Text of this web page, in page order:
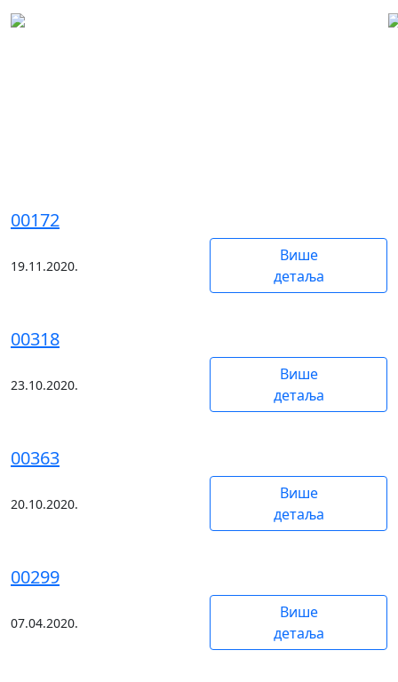
00172
19.11.2020.
Више
детаља
00318
23.10.2020.
Више
детаља
00363
20.10.2020.
Више
детаља
00299
07.04.2020.
Више
детаља